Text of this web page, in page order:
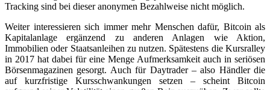
Tracking sind bei dieser anonymen Bezahlweise nicht möglich.
Weiter interessieren sich immer mehr Menschen dafür, Bitcoin als
Kapitalanlage ergänzend zu anderen Anlagen wie Aktion,
Immobilien oder Staatsanleihen zu nutzen. Spätestens die Kursralley
in 2017 hat dabei für eine Menge Aufmerksamkeit auch in seriösen
Börsenmagazinen gesorgt. Auch für Daytrader – also Händler die
auf kurzfristige Kursschwankungen setzen – scheint Bitcoin